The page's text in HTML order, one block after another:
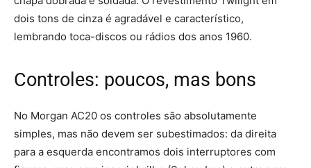
dois tons de cinza é agradável e característico,
lembrando toca-discos ou rádios dos anos 1960.
Controles: poucos, mas bons
No Morgan AC20 os controles são absolutamente
simples, mas não devem ser subestimados: da direita
para a esquerda encontramos dois interruptores com